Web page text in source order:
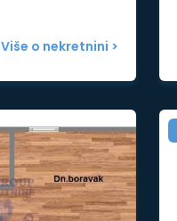
Više o nekretnini >